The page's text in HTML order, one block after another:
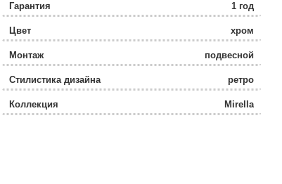
Гарантия 1 год
Цвет хром
Монтаж подвесной
Стилистика дизайна ретро
Коллекция Mirella